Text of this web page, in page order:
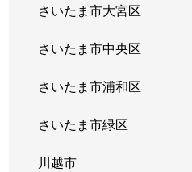
さいたま市大宮区
さいたま市中央区
さいたま市浦和区
さいたま市緑区
川越市